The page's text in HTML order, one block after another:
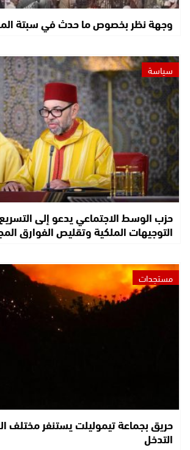
وجهة نظر بخصوص ما حدث في سبتة
سياسة
حزب الوسط الاجتماعي يدعو إلى
التوجيهات الملكية وتقليص الفوارق
مستجدات
حريق بجماعة تيموليلت يستنفر
التدخل